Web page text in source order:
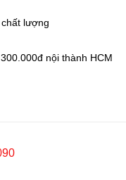
lượng
nội thành HCM